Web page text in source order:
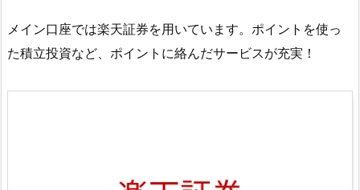
メイン口座では楽天証券を用いています。ポイントを使っ
た積立投資など、ポイントに絡んだサービスが充実！